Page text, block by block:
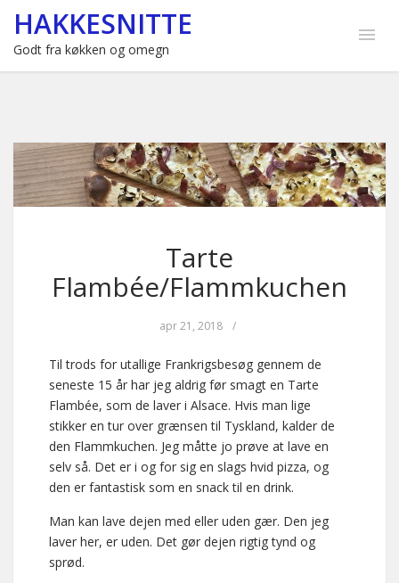
HAKKESNITTE
Godt fra køkken og omegn
Tarte
Flambée/Flammkuchen
apr 21, 2018 /
Til trods for utallige Frankrigsbesøg gennem de
seneste 15 år har jeg aldrig før smagt en Tarte
Flambée, som de laver i Alsace. Hvis man lige
stikker en tur over grænsen til Tyskland, kalder de
den Flammkuchen. Jeg måtte jo prøve at lave en
selv så. Det er i og for sig en slags hvid pizza, og
den er fantastisk som en snack til en drink.
Man kan lave dejen med eller uden gær. Den jeg
laver her, er uden. Det gør dejen rigtig tynd og
sprød.